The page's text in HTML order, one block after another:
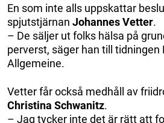
En som inte alls uppskattar
spjutstjärnan Johannes Vetter.
– De säljer ut folks hälsa på
perverst, säger han till tidningen
Allgemeine.
Vetter får också medhåll av
Christina Schwanitz.
– Jag tycker inte det är rätt att